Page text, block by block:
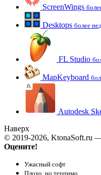
ScreenWings
Desktops более
FL Studio
MapKeyboard
Autodesk
Наверх
© 2019-2026, KtonaSoft.ru
Оцените!
Ужасный софт
Плохо, но терпимо